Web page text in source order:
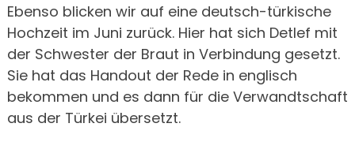
Ebenso blicken wir auf eine deutsch-türkische
Hochzeit im Juni zurück. Hier hat sich Detlef mit
der Schwester der Braut in Verbindung gesetzt.
Sie hat das Handout der Rede in englisch
bekommen und es dann für die Verwandtschaft
aus der Türkei übersetzt.